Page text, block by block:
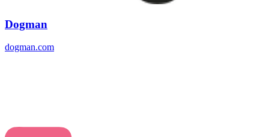
Dogman
dogman.com